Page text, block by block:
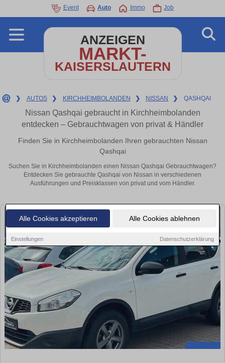
Alle Cookies akzeptieren Alle Cookies ablehnen
Einstellungen Datenschutzerklärung
Event Auto Immo Job
ANZEIGEN
MARKT-
KAISERSLAUTERN
❯ AUTOS ❯ KIRCHHEIMBOLANDEN ❯ NISSAN ❯ QASHQAI
Nissan Qashqai gebraucht in Kirchheimbolanden
entdecken – Gebrauchtwagen von privat & Händler
Finden Sie in Kirchheimbolanden Ihren gebrauchten Nissan
Qashqai
Suchen Sie in Kirchheimbolanden einen Nissan Qashqai Gebrauchtwagen?
Entdecken Sie gebrauchte Qashqai von Nissan in verschiedenen
Ausführungen und Preisklassen von privat und vom Händler.